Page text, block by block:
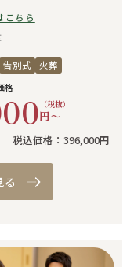
こちら
告別式 火葬
格
（税抜）
円〜
税込価格：396,000円
る